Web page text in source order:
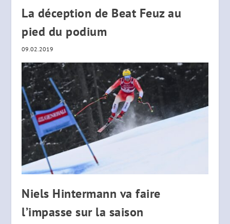
La déception de Beat Feuz au
pied du podium
09.02.2019
Niels Hintermann va faire
l’impasse sur la saison